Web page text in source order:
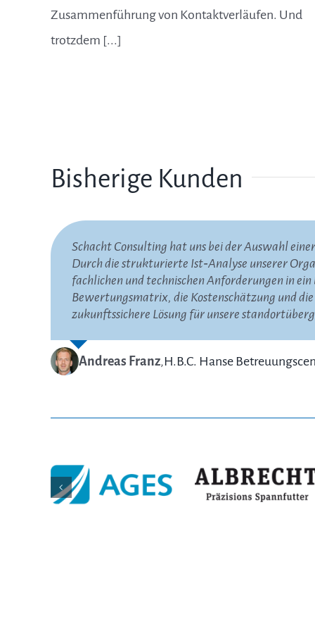
Zusammenführung von Kontaktverläufen. Und
trotzdem [...]
Bisherige Kunden
Schacht Consulting hat uns bei der Auswahl
Durch die strukturierte Ist‑Analyse unserer
fachlichen und technischen Anforderungen in
Bewertungsmatrix, die Kostenschätzung und
zukunftssichere Lösung für unsere
Andreas Franz,H.B.C. Hanse
Die Zusammenarbeit mit Herrn Schacht und
schätzen wir die pragmatischen
Begleitung über viele Jahre, die offene
uns auf die weitere gemeinsame Arbeit und
André Michel
Wir haben die Zusammenarbeit mit Schacht
geschätzt. Das Unternehmen hat uns dabei
alle Servicekanäle und unterstützenden
konnten wir die Angebote einheitlich
entspricht.
Morten Espelund,European Commission,